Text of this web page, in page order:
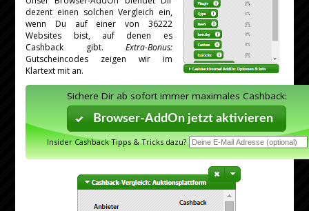
dezent einen solchen Vergleich ein,
wenn Du auf einer von 36222
Websites bist, auf denen es
Cashback gibt. Extra-Bonus:
Gutscheincodes zeigen wir im
Klartext mit an.
Sichere Dir ab sofort immer maximales Cashback:
Browser-AddOn jetzt aktivieren
Insider Cashback Tipps & Tricks dazu?